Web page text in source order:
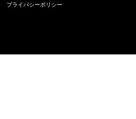
プライバシーポリシー